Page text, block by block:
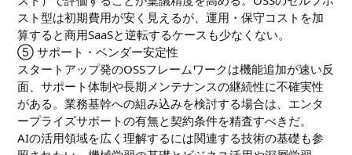
スト型は初期費用が安く見えるが、運用・保守コストを加
算すると商用SaaSと逆転するケースも少なくない。
⑤ サポート・ベンダー安定性
スタートアップ発のOSSフレームワークは機能追加が速い反
面、サポート体制や長期メンテナンスの継続性に不確実性
がある。業務基幹への組み込みを検討する場合は、エンタ
ープライズサポートの有無と契約条件を精査すべきだ。
AIの活用領域を広く理解するには関連する技術の基礎も参